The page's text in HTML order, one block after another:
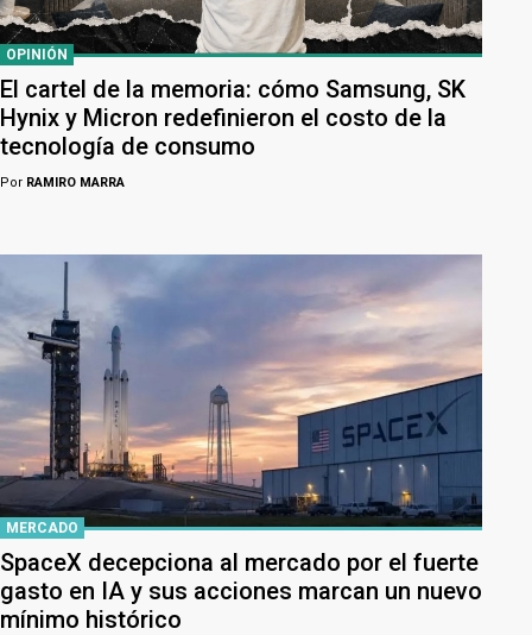
OPINIÓN
El cartel de la memoria: cómo Samsung, SK
Hynix y Micron redefinieron el costo de la
tecnología de consumo
Por RAMIRO MARRA
MERCADO
SpaceX decepciona al mercado por el fuerte
gasto en IA y sus acciones marcan un nuevo
mínimo histórico